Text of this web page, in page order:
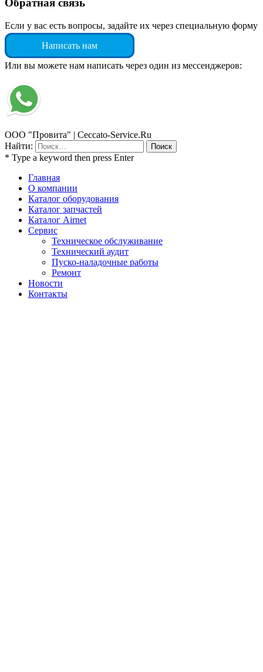
Обратная связь
Если у вас есть вопросы, задайте их через специальную форму
Написать нам
Или вы можете нам написать через один из мессенджеров:
ООО "Провита" | Ceccato-Service.Ru
Найти:
* Type a keyword then press Enter
Главная
О компании
Каталог оборудования
Каталог запчастей
Каталог Airnet
Сервис
Техническое обслуживание
Технический аудит
Пуско-наладочные работы
Ремонт
Новости
Контакты